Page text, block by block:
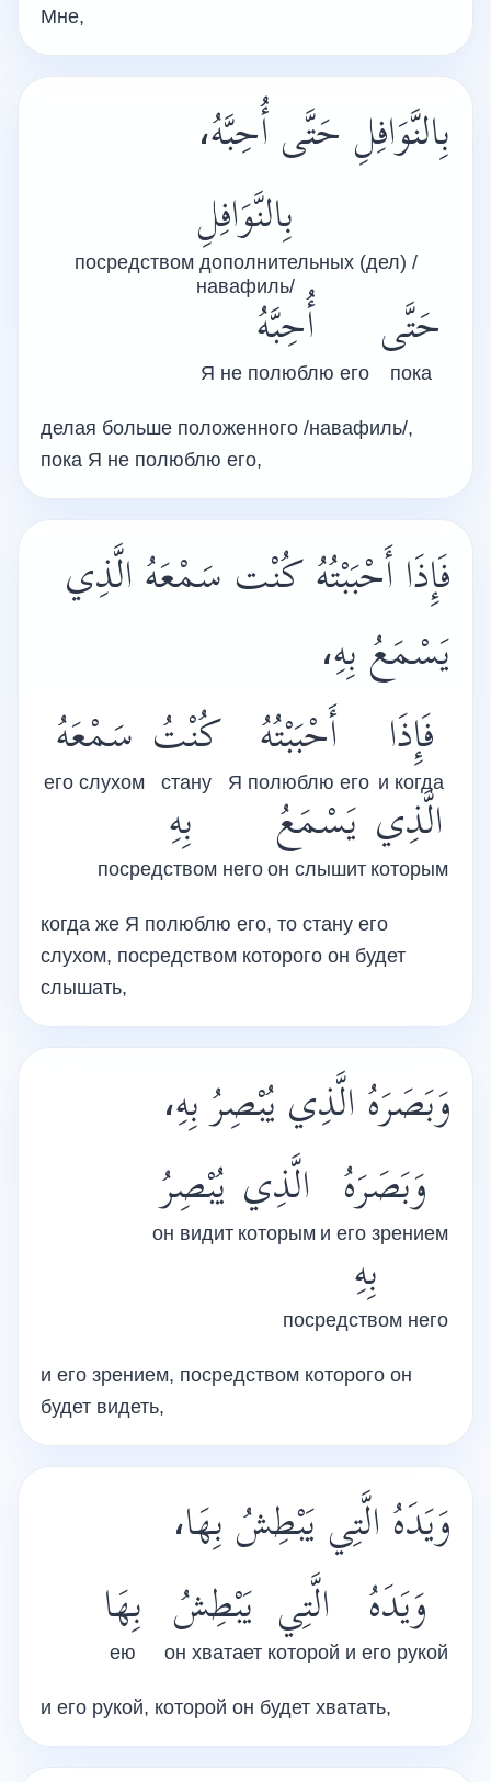
Мне,
بِالنَّوَافِلِ حَتَّى أُحِبَّهُ،
بِالنَّوَافِلِ
посредством дополнительных (дел) /
навафиль/
حَتَّى
пока
أُحِبَّهُ
Я не полюблю его
делая больше положенного /навафиль/,
пока Я не полюблю его,
فَإِذَا أَحْبَبْتُهُ كُنْت سَمْعَهُ الَّذِي
يَسْمَعُ بِهِ،
فَإِذَا
и когда
أَحْبَبْتُهُ
Я полюблю его
كُنْتُ
стану
سَمْعَهُ
его слухом
الَّذِي
которым
يَسْمَعُ
он слышит
بِهِ
посредством него
когда же Я полюблю его, то стану его
слухом, посредством которого он будет
слышать,
وَبَصَرَهُ الَّذِي يُبْصِرُ بِهِ،
وَبَصَرَهُ
и его зрением
الَّذِي
которым
يُبْصِرُ
он видит
بِهِ
посредством него
и его зрением, посредством которого он
будет видеть,
وَيَدَهُ الَّتِي يَبْطِشُ بِهَا،
وَيَدَهُ
и его рукой
الَّتِي
которой
يَبْطِشُ
он хватает
بِهَا
ею
и его рукой, которой он будет хватать,